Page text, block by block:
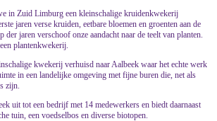
in Zuid Limburg een kleinschalige kruidenkwekerij
jaren verse kruiden, eetbare bloemen en groenten aan de
der jaren verschoof onze aandacht naar de teelt van planten.
plantenkwekerij.
kwekerij verhuisd naar Aalbeek waar het echte werk
in een landelijke omgeving met fijne buren die, net als
zijn.
uit tot een bedrijf met 14 medewerkers en biedt daarnaast
tuin, een voedselbos en diverse biotopen.